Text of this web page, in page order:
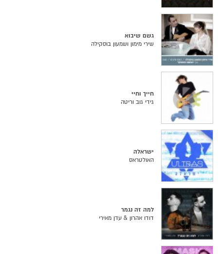
גשם שיבוא
שירי מימון ושמעון בוסקילה
חייך וחיי
גידי גוב וריטה
ישראלה
האולטראס
למה זה נגמר
דודו אהרון & עדן מאירי